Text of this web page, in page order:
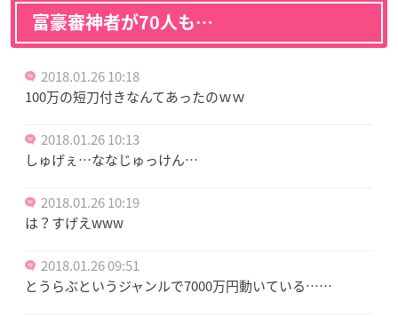
富豪審神者が70人も…
2018.01.26 10:18
100万の短刀付きなんてあったのｗｗ
2018.01.26 10:13
しゅげぇ…ななじゅっけん…
2018.01.26 10:19
は？すげえwww
2018.01.26 09:51
とうらぶというジャンルで7000万円動いている……